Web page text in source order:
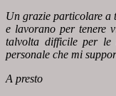
Un grazie particolare a
e lavorano per tenere
talvolta difficile per
personale che mi
A presto